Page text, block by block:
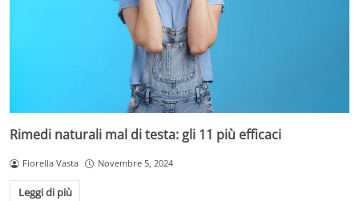
Rimedi naturali mal di testa: gli 11 più efficaci
Fiorella Vasta Novembre 5, 2024
Leggi di più